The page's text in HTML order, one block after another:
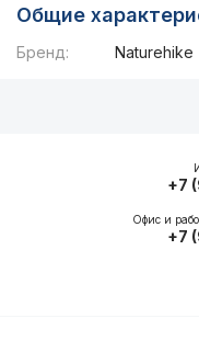
Общие
Бренд: Naturehike
+7
Офис и
+7